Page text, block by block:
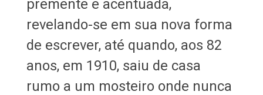
premente e acentuada,
revelando-se em sua nova forma
de escrever, até quando, aos 82
anos, em 1910, saiu de casa
rumo a um mosteiro onde nunca